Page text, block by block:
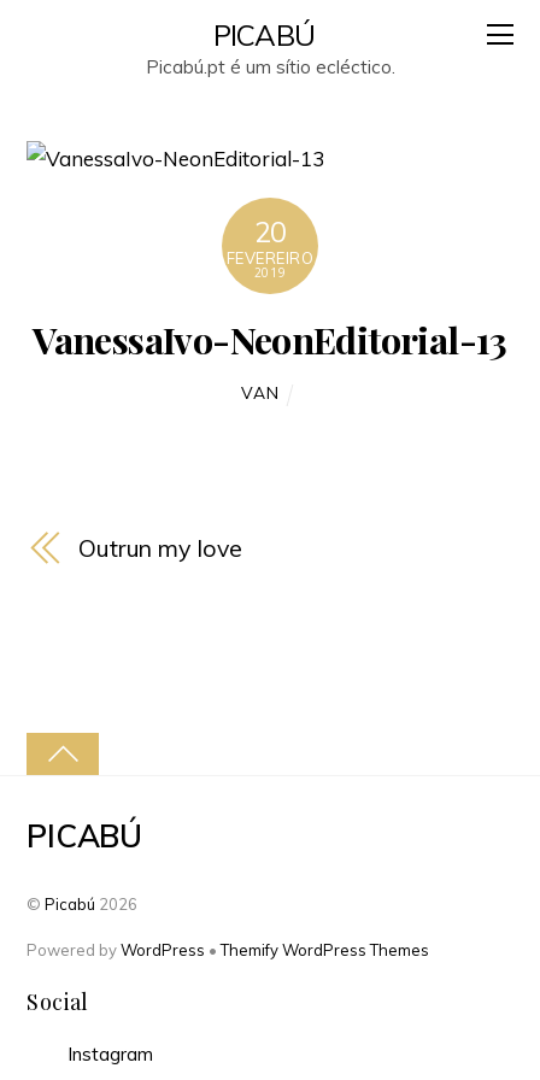
PICABÚ
Picabú.pt é um sítio ecléctico.
20
FEVEREIRO
2019
VanessaIvo-NeonEditorial-13
VAN
Outrun my love
PICABÚ
©Picabú 2026
Powered byWordPress •Themify WordPress Themes
Social
Instagram